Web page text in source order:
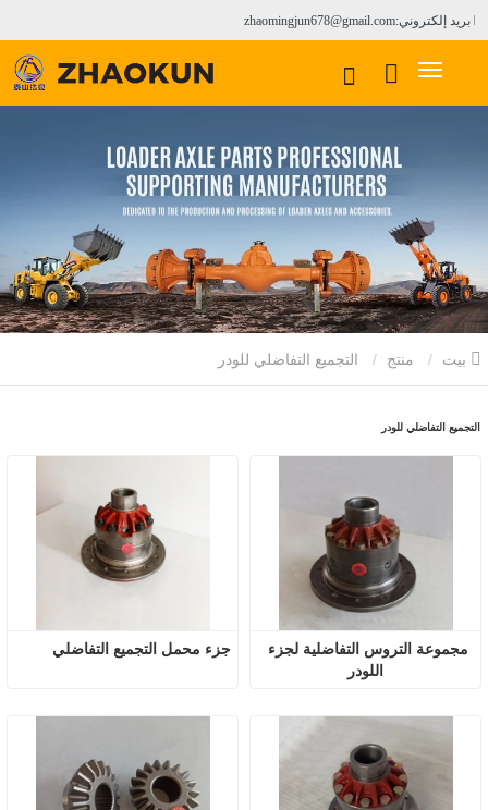
بريد إلكتروني:zhaomingjun678@gmail.com
منتج
التجميع التفاضلي للودر
جزء محمل التجميع التفاضلي
اللودر